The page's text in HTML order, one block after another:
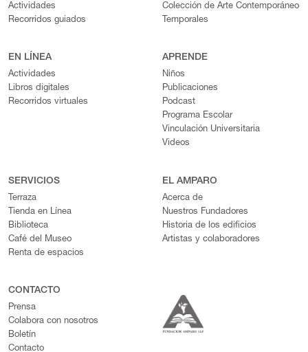
Actividades
Recorridos guiados
Colección de Arte Contemporáneo
Temporales
EN LÍNEA
Actividades
Libros digitales
Recorridos virtuales
APRENDE
Niños
Publicaciones
Podcast
Programa Escolar
Vinculación Universitaria
Videos
SERVICIOS
Terraza
Tienda en Línea
Biblioteca
Café del Museo
Renta de espacios
EL AMPARO
Acerca de
Nuestros Fundadores
Historia de los edificios
Artistas y colaboradores
CONTACTO
Prensa
Colabora con nosotros
Boletín
Contacto